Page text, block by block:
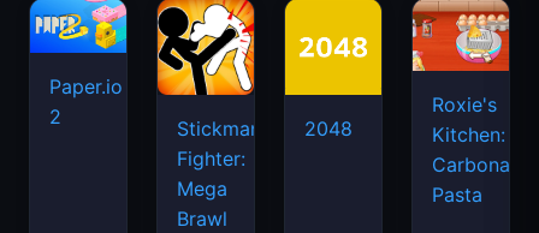
Paper.io
2
Stickman
Fighter:
Mega
Brawl
2048
Roxie's
Kitchen:
Carbonara
Pasta